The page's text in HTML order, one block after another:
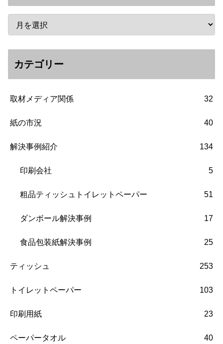
カテゴリー
取材メディア関係 32
紙の市況 40
解決事例紹介 134
印刷会社 5
粗品ティッシュトイレットペーパー 51
ダンボール解決事例 17
食品包装紙解決事例 25
ティッシュ 253
トイレットペーパー 103
印刷用紙 23
ペーパータオル 40